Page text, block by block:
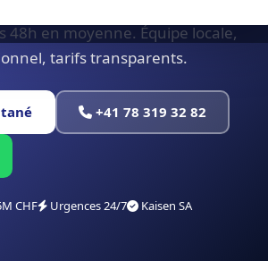
Devis gratuit sous 24h,
48h en moyenne. Équipe locale,
tarifs transparents.
+41 78 319 32 82
CHF Urgences 24/7 Kaisen SA